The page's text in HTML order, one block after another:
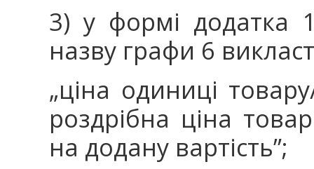
3) у формі додатка
назву графи 6
„ціна одиниці
роздрібна ціна
на додану вартість”;